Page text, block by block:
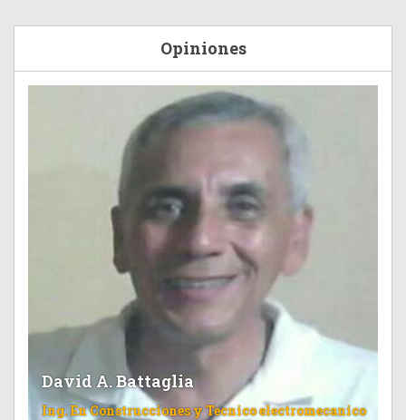
Opiniones
David A. Battaglia
Ing. En Construcciones y Tecnico electromecanico